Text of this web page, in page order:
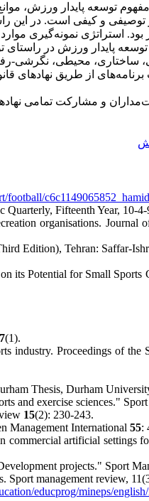
توسعه پایدار ورزش،
و کیفی است. در این
پایدار ورزش در
ساختاری، محیطی، نگرشی-
از طریق نهادهای
و مشارکت تمامی
football/
Fifteenth Year, 10-4-
organisations. Journal
Edition), Tehran: Saffar-
its Potential for Small Sports
7(1).
industry. Proceedings of the
Thesis, Durham
and exercise sciences."
15(2): 230-243.
Management International 55:
artificial settings
projects." Sport
management review,
educprog/mineps/